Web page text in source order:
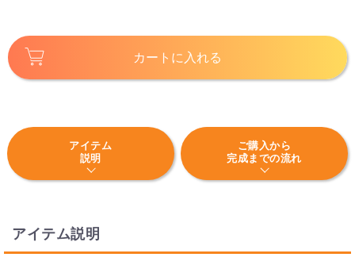
カートに入れる
アイテム
説明
ご購入から
完成までの流れ
アイテム説明